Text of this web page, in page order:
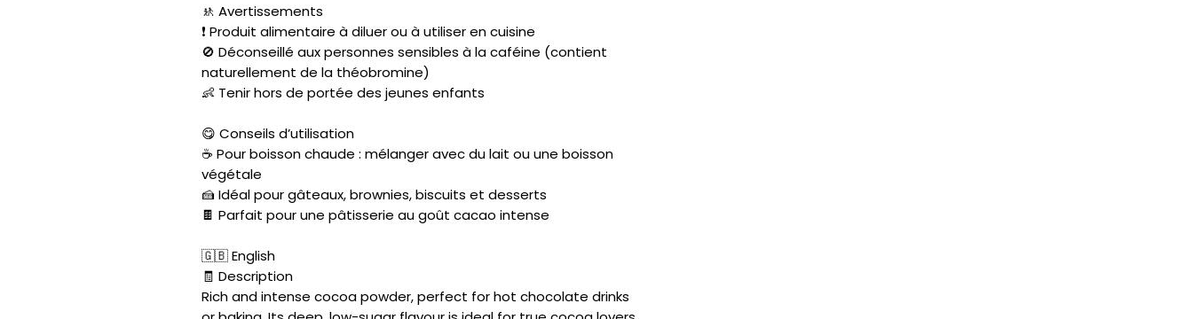
🚸 Avertissements
❗ Produit alimentaire à diluer ou à utiliser en cuisine
🚫 Déconseillé aux personnes sensibles à la caféine (contient
naturellement de la théobromine)
👶 Tenir hors de portée des jeunes enfants
😋 Conseils d’utilisation
☕ Pour boisson chaude : mélanger avec du lait ou une boisson
végétale
🍰 Idéal pour gâteaux, brownies, biscuits et desserts
🍫 Parfait pour une pâtisserie au goût cacao intense
🇬🇧 English
🧾 Description
Rich and intense cocoa powder, perfect for hot chocolate drinks